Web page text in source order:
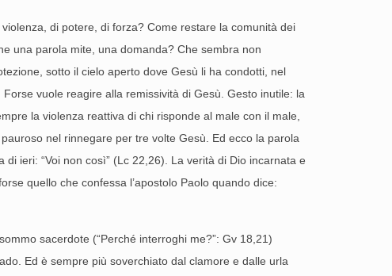
di potere, di forza? Come restare la comunità dei
una parola mite, una domanda? Che sembra non
sotto il cielo aperto dove Gesù li ha condotti, nel
vuole reagire alla remissività di Gesù. Gesto inutile: la
la violenza reattiva di chi risponde al male con il male,
nel rinnegare per tre volte Gesù. Ed ecco la parola
ieri: “Voi non così” (Lc 22,26). La verità di Dio incarnata e
quello che confessa l’apostolo Paolo quando dice:
sacerdote (“Perché interroghi me?”: Gv 18,21)
Ed è sempre più soverchiato dal clamore e dalle urla